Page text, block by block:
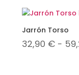
Jarrón Torso
32,90 € -